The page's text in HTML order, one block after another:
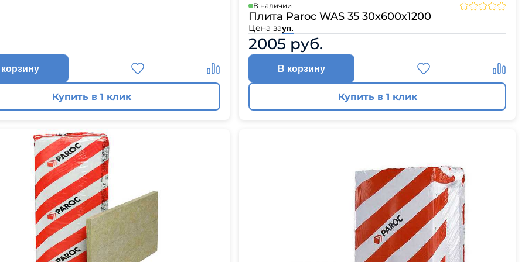
Купить в 1 клик
В наличии
Плита Paroc WAS 35 30х600х1200
Цена зауп.
2005 руб.
В корзину
Купить в 1 клик